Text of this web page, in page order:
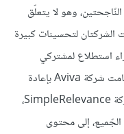
وهو لا يتعلّق
لتحسينات كبيرة
استطلاع لمشتركي
Aviva لمعرفة المحتوى الذي يريدونه، كما قامت شركة Aviva بإعادة
تصميم النّشرة البريديّة. أمّا بالنّسبة لعميل شركة SimpleRelevance،
إلى محتوى